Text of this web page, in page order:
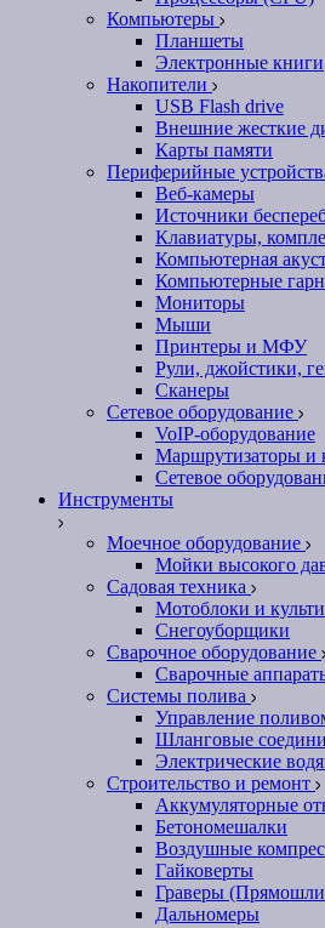
Компьютеры
Планшеты
Электронные книги
Накопители
USB Flash drive
Внешние жесткие
Карты памяти
Периферийные
Веб-камеры
Источники
Клавиатуры,
Компьютерная
Компьютерные
Мониторы
Мыши
Принтеры и МФУ
Рули, джойстики,
Сканеры
Сетевое оборудование
VoIP-оборудование
Маршрутизаторы и
Сетевое
Инструменты
Моечное оборудование
Мойки высокого
Садовая техника
Мотоблоки и
Снегоуборщики
Сварочное оборудование
Сварочные
Системы полива
Управление
Шланговые
Электрические
Строительство и ремонт
Аккумуляторные
Бетономешалки
Воздушные
Гайковерты
Граверы
Дальномеры